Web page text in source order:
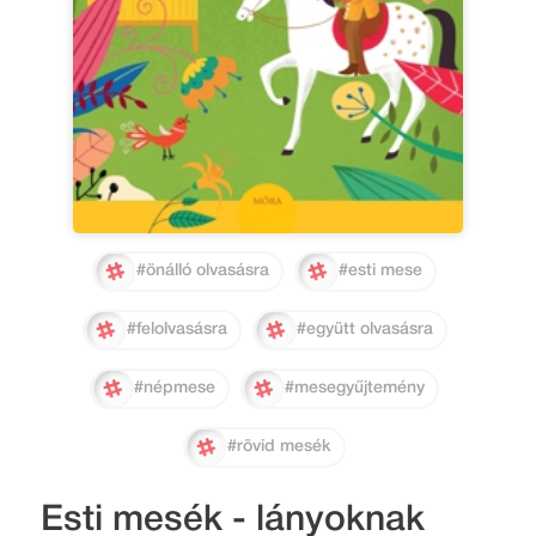
#önálló olvasásra #esti mese
#felolvasásra #együtt olvasásra
#népmese #mesegyűjtemény
#rövid mesék
Esti mesék - lányoknak